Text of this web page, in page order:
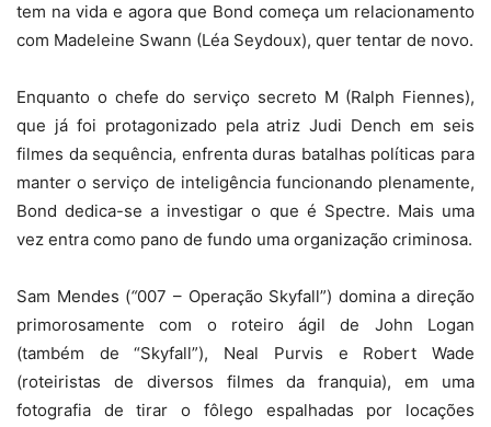
tem na vida e agora que Bond começa um relacionamento
com Madeleine Swann (Léa Seydoux), quer tentar de novo.
Enquanto o chefe do serviço secreto M (Ralph Fiennes),
que já foi protagonizado pela atriz Judi Dench em seis
filmes da sequência, enfrenta duras batalhas políticas para
manter o serviço de inteligência funcionando plenamente,
Bond dedica-se a investigar o que é Spectre. Mais uma
vez entra como pano de fundo uma organização criminosa.
Sam Mendes (“007 – Operação Skyfall”) domina a direção
primorosamente com o roteiro ágil de John Logan
(também de “Skyfall”), Neal Purvis e Robert Wade
(roteiristas de diversos filmes da franquia), em uma
fotografia de tirar o fôlego espalhadas por locações